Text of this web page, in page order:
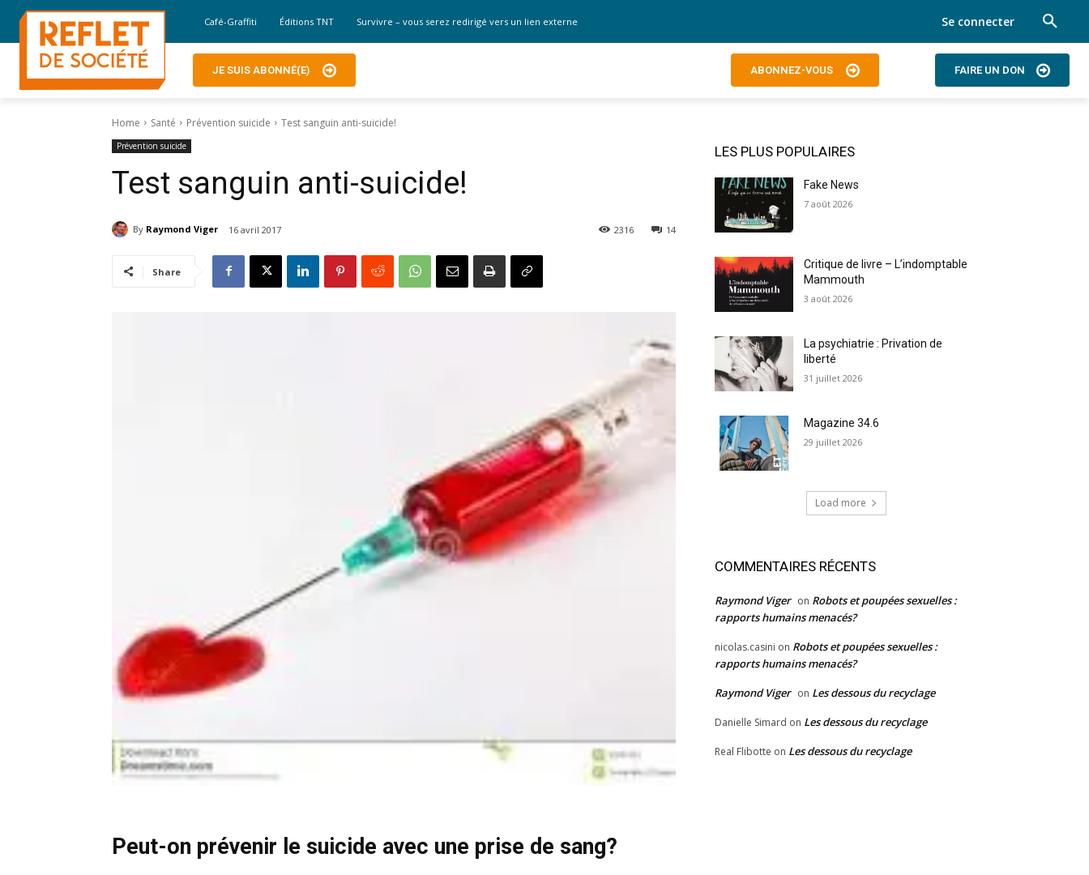
Café-Graffiti Éditions TNT Survivre – vous serez redirigé vers un lien externe Se connecter
JE SUIS ABONNÉ(E) ABONNEZ-VOUS FAIRE UN DON
Home Santé Prévention suicide Test sanguin anti-suicide!
Prévention suicide
Test sanguin anti-suicide!
By Raymond Viger 16 avril 2017 14
2316
Share
Peut-on prévenir le suicide avec une prise de sang?
LES PLUS POPULAIRES
Fake News
7 août 2026
Critique de livre – L’indomptable
Mammouth
3 août 2026
La psychiatrie : Privation de
liberté
31 juillet 2026
Magazine 34.6
29 juillet 2026
Load more
COMMENTAIRES RÉCENTS
Raymond Viger on Robots et poupées sexuelles :
rapports humains menacés?
nicolas.casini on Robots et poupées sexuelles :
rapports humains menacés?
Raymond Viger on Les dessous du recyclage
Danielle Simard on Les dessous du recyclage
Real Flibotte on Les dessous du recyclage